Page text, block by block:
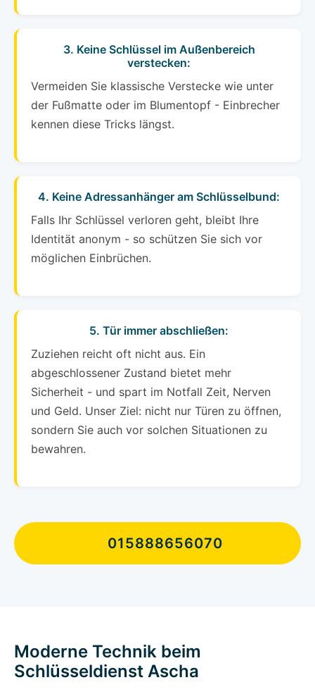
3. Keine Schlüssel im Außenbereich
verstecken:
Vermeiden Sie klassische Verstecke wie unter
der Fußmatte oder im Blumentopf - Einbrecher
kennen diese Tricks längst.
4. Keine Adressanhänger am Schlüsselbund:
Falls Ihr Schlüssel verloren geht, bleibt Ihre
Identität anonym - so schützen Sie sich vor
möglichen Einbrüchen.
5. Tür immer abschließen:
Zuziehen reicht oft nicht aus. Ein
abgeschlossener Zustand bietet mehr
Sicherheit - und spart im Notfall Zeit, Nerven
und Geld. Unser Ziel: nicht nur Türen zu öffnen,
sondern Sie auch vor solchen Situationen zu
bewahren.
015888656070
Moderne Technik beim
Schlüsseldienst Ascha